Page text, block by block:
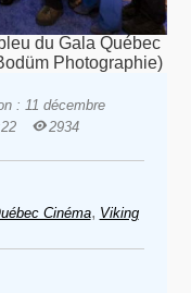
du Gala Québec
Photographie)
: 11 décembre
2934
Cinéma, Viking